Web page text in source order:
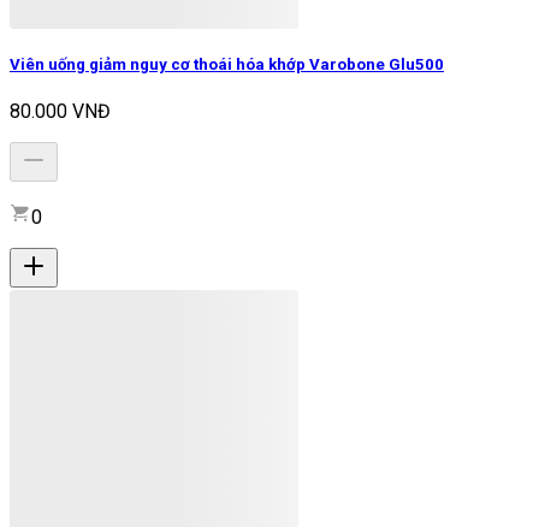
Viên uống giảm nguy cơ thoái hóa khớp Varobone Glu500
80.000 VNĐ
0